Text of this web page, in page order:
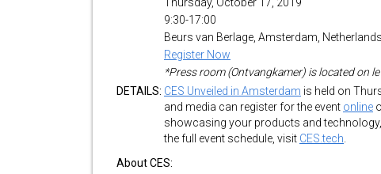
9:30-17:00
Beurs van Berlage, Amsterdam, Netherlands
Register Now
*Press room (Ontvangkamer) is located on
DETAILS: CES Unveiled in Amsterdam is held on
and media can register for the event online
showcasing your products and
the full event schedule, visit CES.tech
About CES: